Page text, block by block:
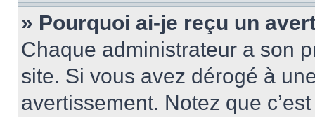
» Pourquoi ai-je reçu un
Chaque administrateur a son
site. Si vous avez dérogé à
avertissement. Notez que